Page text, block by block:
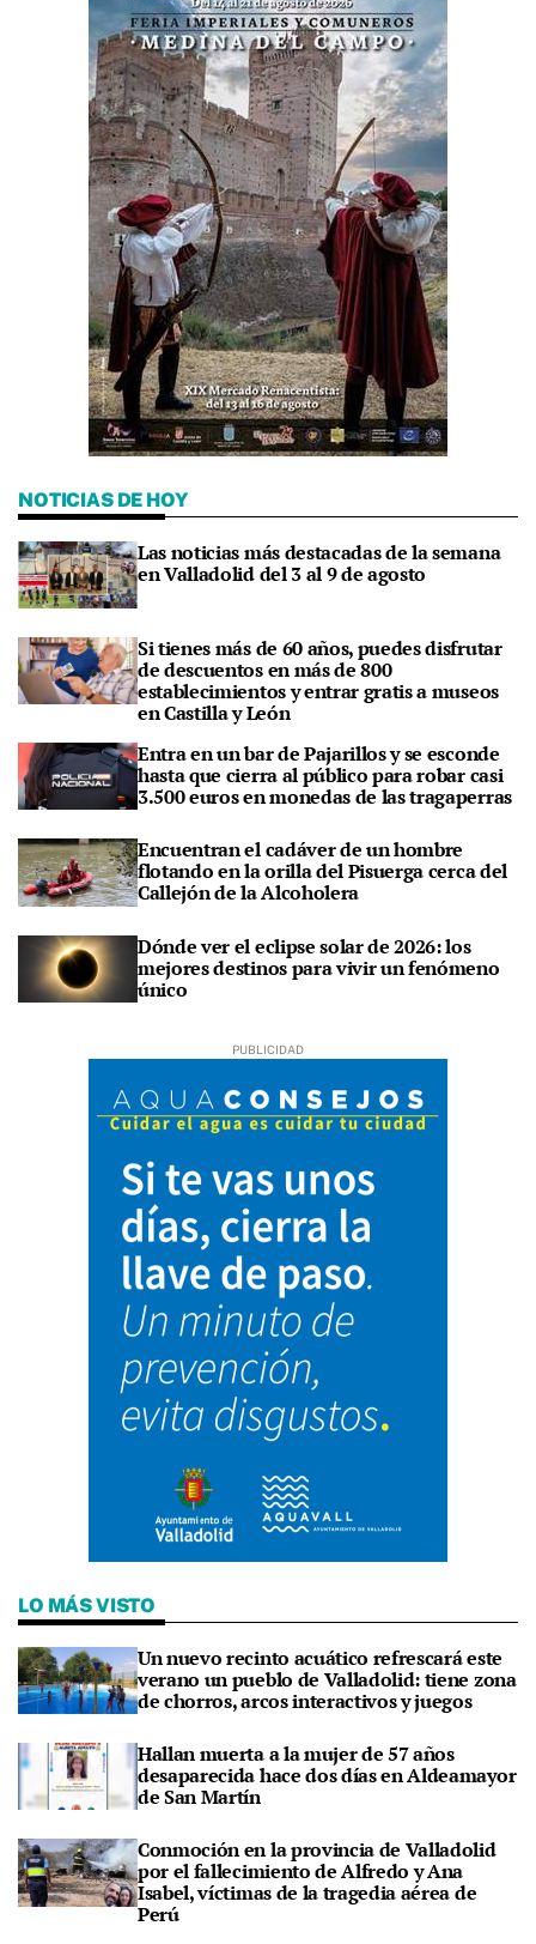
NOTICIAS DE HOY
Las noticias más destacadas de la semana
en Valladolid del 3 al 9 de agosto
Si tienes más de 60 años, puedes disfrutar
de descuentos en más de 800
establecimientos y entrar gratis a museos
en Castilla y León
Entra en un bar de Pajarillos y se esconde
hasta que cierra al público para robar casi
3.500 euros en monedas de las tragaperras
Encuentran el cadáver de un hombre
flotando en la orilla del Pisuerga cerca del
Callejón de la Alcoholera
Dónde ver el eclipse solar de 2026: los
mejores destinos para vivir un fenómeno
único
LO MÁS VISTO
Un nuevo recinto acuático refrescará este
verano un pueblo de Valladolid: tiene zona
de chorros, arcos interactivos y juegos
Hallan muerta a la mujer de 57 años
desaparecida hace dos días en Aldeamayor
de San Martín
Conmoción en la provincia de Valladolid
por el fallecimiento de Alfredo y Ana
Isabel, víctimas de la tragedia aérea de
Perú